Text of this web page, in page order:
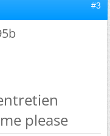
#3
please